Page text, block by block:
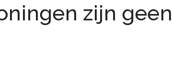
zijn geen